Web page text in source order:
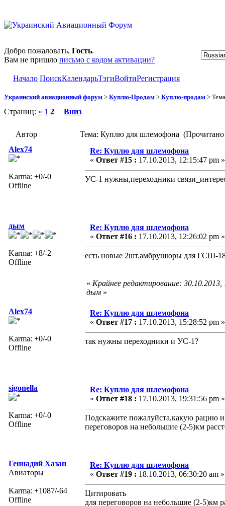
Добро пожаловать, Гость.
Вам не пришло письмо с кодом активации?
Начало ПоискКалендарьТэгиВойтиРегистрация
Украинский авиационный форум > Куплю-Продам > Куплю-продам >
Страниц: « 1 2 | Вниз
Автор
Тема: Куплю для шлемофона (Прочитано
Alex74
Karma: +0/-0
Offline
Re: Куплю для шлемофона
« Ответ #15 : 17.10.2013, 12:15:47 pm »
УС-1 нужны,переходники
дым
Karma: +8/-2
Offline
Re: Куплю для шлемофона
« Ответ #16 : 17.10.2013, 12:26:02 pm »
есть новые 2шт.амбрушюры для ГСШ-
« Крайнее редактирование:
дым »
Alex74
Karma: +0/-0
Offline
Re: Куплю для шлемофона
« Ответ #17 : 17.10.2013, 15:28:52 pm »
так нужны переходники и УС-1?
sigonella
Karma: +0/-0
Offline
Re: Куплю для шлемофона
« Ответ #18 : 17.10.2013, 19:31:56 pm »
Подскажите пожалуйста,какую рацию
переговоров на небольшие (2-5)км
Геннадий Хазан
Авиаторы
Karma: +1087/-64
Offline
Re: Куплю для шлемофона
« Ответ #19 : 18.10.2013, 06:30:20 am »
Цитировать
для переговоров на небольшие (2-5)км